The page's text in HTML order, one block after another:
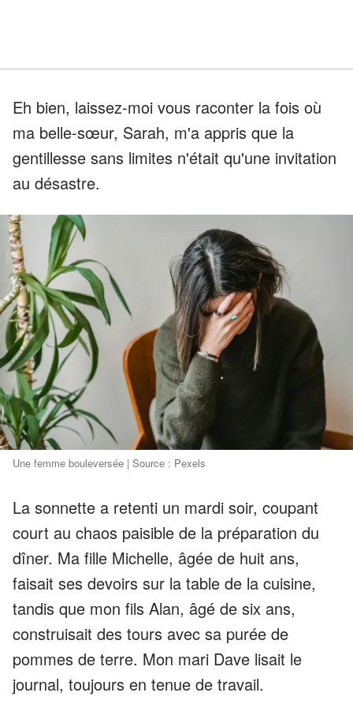
Eh bien, laissez-moi vous raconter la fois où
ma belle-sœur, Sarah, m'a appris que la
gentillesse sans limites n'était qu'une invitation
au désastre.
Une femme bouleversée | Source : Pexels
La sonnette a retenti un mardi soir, coupant
court au chaos paisible de la préparation du
dîner. Ma fille Michelle, âgée de huit ans,
faisait ses devoirs sur la table de la cuisine,
tandis que mon fils Alan, âgé de six ans,
construisait des tours avec sa purée de
pommes de terre. Mon mari Dave lisait le
journal, toujours en tenue de travail.